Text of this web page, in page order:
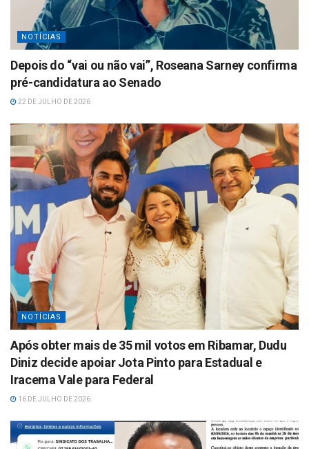
NOTÍCIAS
Depois do “vai ou não vai”, Roseana Sarney confirma
pré-candidatura ao Senado
22 DE JULHO DE 2026
NOTÍCIAS
Após obter mais de 35 mil votos em Ribamar, Dudu
Diniz decide apoiar Jota Pinto para Estadual e
Iracema Vale para Federal
16 DE JULHO DE 2026